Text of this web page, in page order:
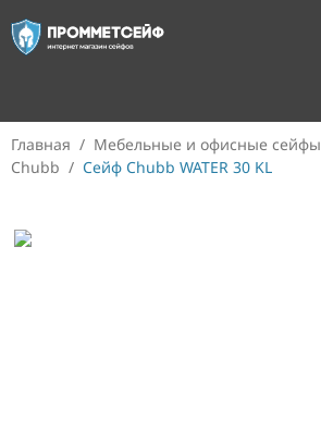
Главная / Мебельные и офисные сейфы
Chubb / Сейф Chubb WATER 30 KL